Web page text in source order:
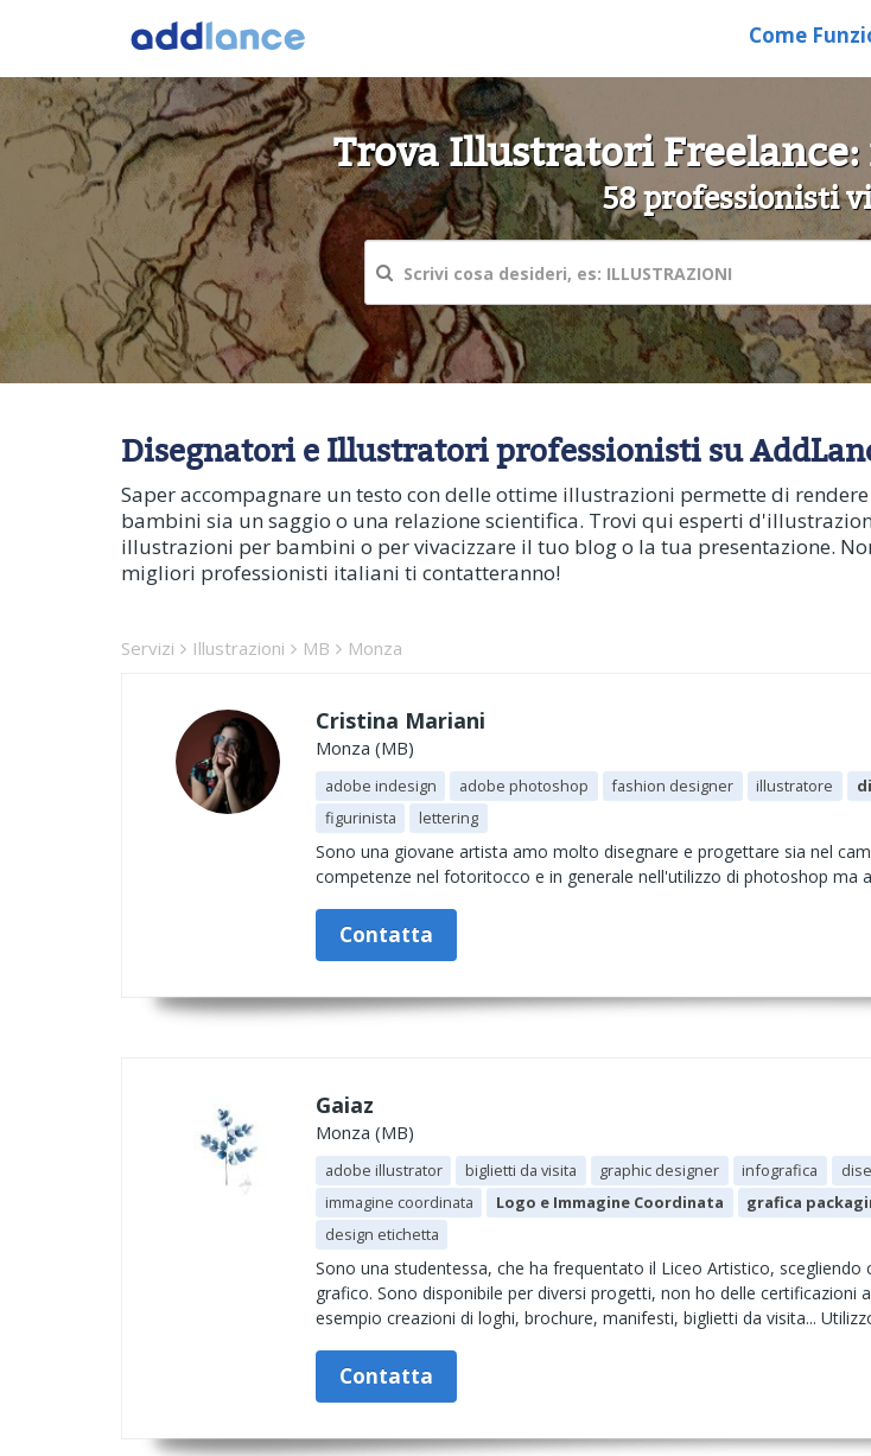
Come
Trova Illustratori
58 professionisti
Disegnatori e Illustratori professionisti su
Saper accompagnare un testo con delle ottime illustrazioni permette di
bambini sia un saggio o una relazione scientifica. Trovi qui esperti
illustrazioni per bambini o per vivacizzare il tuo blog o la tua presentazione.
migliori professionisti italiani ti contatteranno!
Servizi Illustrazioni MB Monza
Cristina Mariani
Monza (MB)
adobe indesign adobe photoshop fashion designer illustratore
figurinista
lettering
Sono una giovane artista amo molto disegnare e progettare sia nel
competenze nel fotoritocco e in generale nell'utilizzo di photoshop ma
Contatta
Gaiaz
Monza (MB)
adobe illustrator biglietti da visita graphic designer infografica
immagine coordinata
Logo e Immagine Coordinata grafica
design etichetta
Sono una studentessa, che ha frequentato il Liceo Artistico,
grafico. Sono disponibile per diversi progetti, non ho delle
esempio creazioni di loghi, brochure, manifesti, biglietti da visita...
Contatta